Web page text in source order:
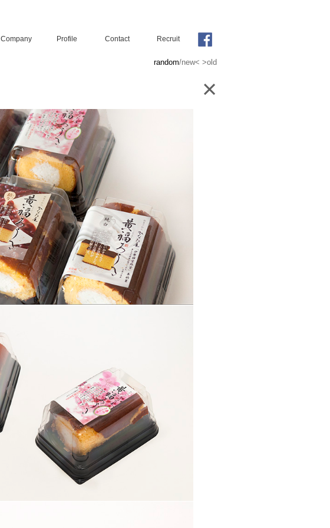
Company Profile Contact Recruit
random/new< >old
×